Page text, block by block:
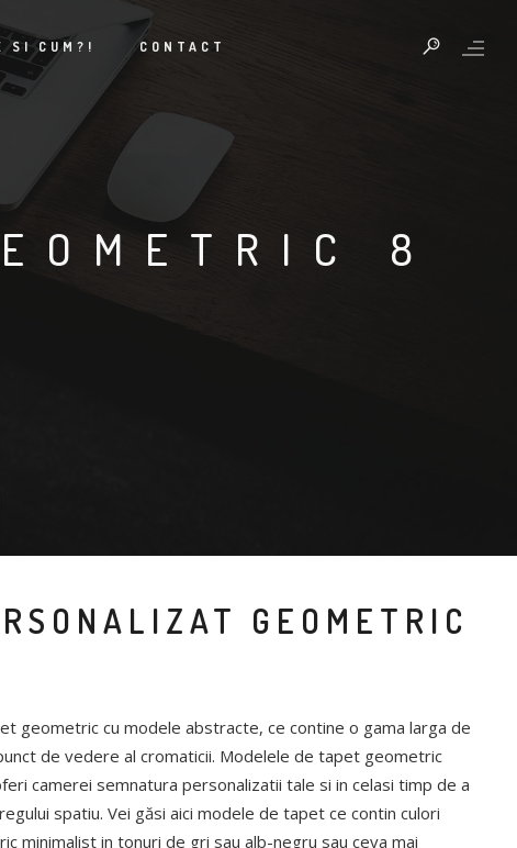
SI CUM?! CONTACT
8
GEOMETRIC
geometric cu modele abstracte, ce contine o gama larga de
de vedere al cromaticii. Modelele de tapet geometric
camerei semnatura personalizatii tale si in celasi timp de a
spatiu. Vei găsi aici modele de tapet ce contin culori
minimalist in tonuri de gri sau alb-negru sau ceva mai